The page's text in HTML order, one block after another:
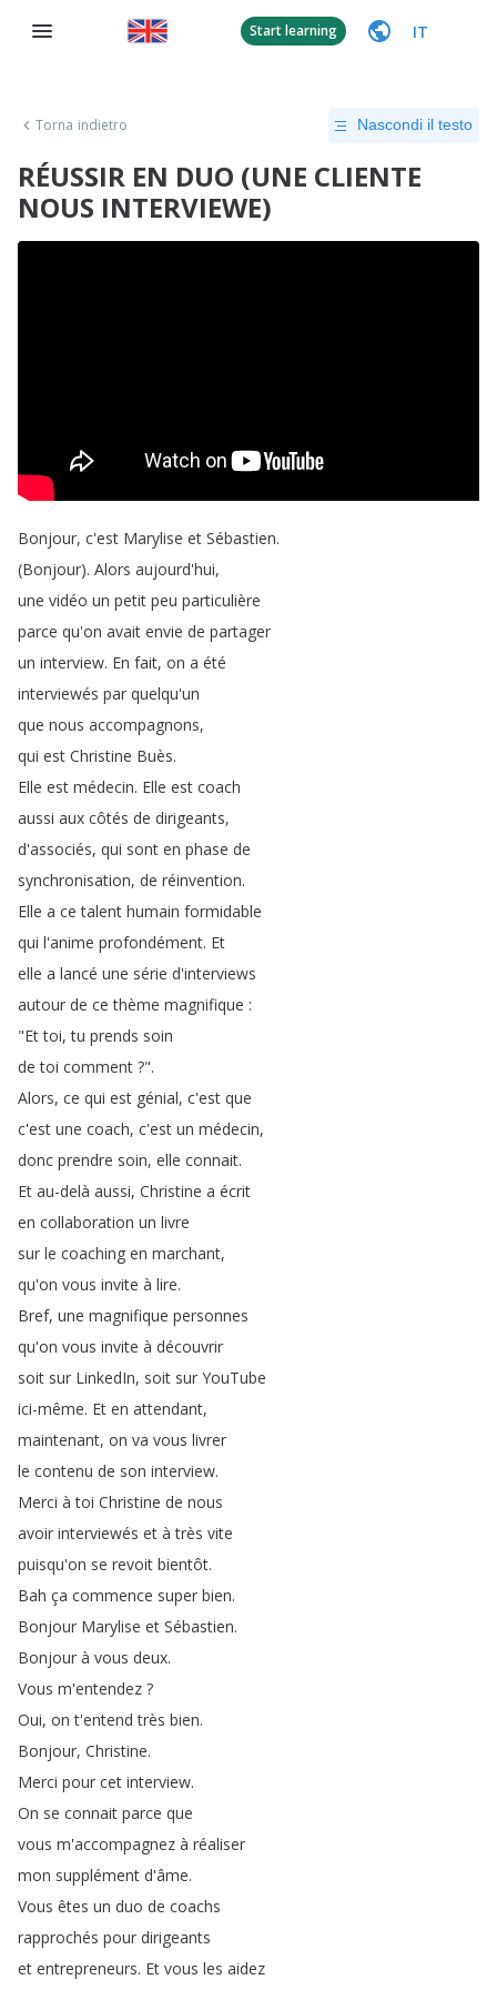
Start learning IT
Torna indietro Nascondi il testo
RÉUSSIR EN DUO (UNE CLIENTE
NOUS INTERVIEWE)
Bonjour, c'est Marylise et Sébastien.
(Bonjour). Alors aujourd'hui,
une vidéo un petit peu particulière
parce qu'on avait envie de partager
un interview. En fait, on a été
interviewés par quelqu'un
que nous accompagnons,
qui est Christine Buès.
Elle est médecin. Elle est coach
aussi aux côtés de dirigeants,
d'associés, qui sont en phase de
synchronisation, de réinvention.
Elle a ce talent humain formidable
qui l'anime profondément. Et
elle a lancé une série d'interviews
autour de ce thème magnifique :
"Et toi,tu prends soin
de toi comment ?".
Alors, ce qui est génial, c'est que
c'est une coach, c'est un médecin,
donc prendre soin, elle connait.
Et au-delà aussi, Christine a écrit
en collaboration un livre
sur le coaching en marchant,
qu'on vous invite à lire.
Bref, une magnifique personnes
qu'on vous invite à découvrir
soit sur LinkedIn, soit sur YouTube
ici-même. Et en attendant,
maintenant, on va vous livrer
le contenu de son interview.
Merci à toi Christine de nous
avoir interviewés et à très vite
puisqu'on se revoit bientôt.
Bah ça commence super bien.
Bonjour Marylise et Sébastien.
Bonjour à vous deux.
Vous m'entendez ?
Oui, on t'entend très bien.
Bonjour, Christine.
Merci pour cet interview.
On se connait parce que
vous m'accompagnez à réaliser
mon supplément d'âme.
Vous êtes un duo de coachs
rapprochés pour dirigeants
et entrepreneurs. Et vous les aidez